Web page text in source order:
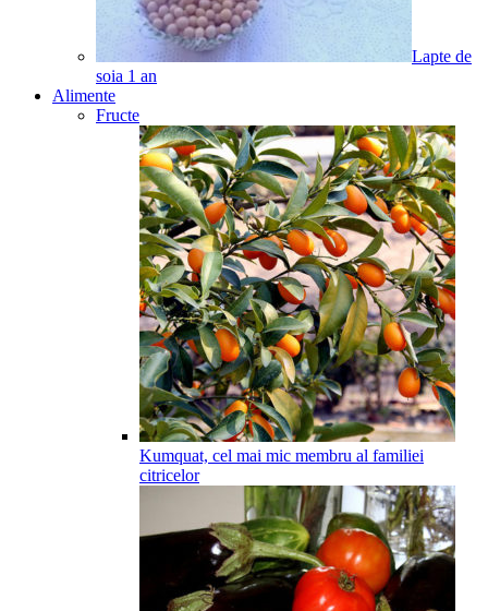
Lapte de
soia 1 an
Alimente
Fructe
Kumquat, cel mai mic membru al familiei
citricelor